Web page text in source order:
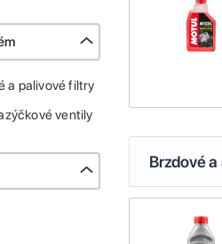
a palivové filtry
ventily
Brzdové